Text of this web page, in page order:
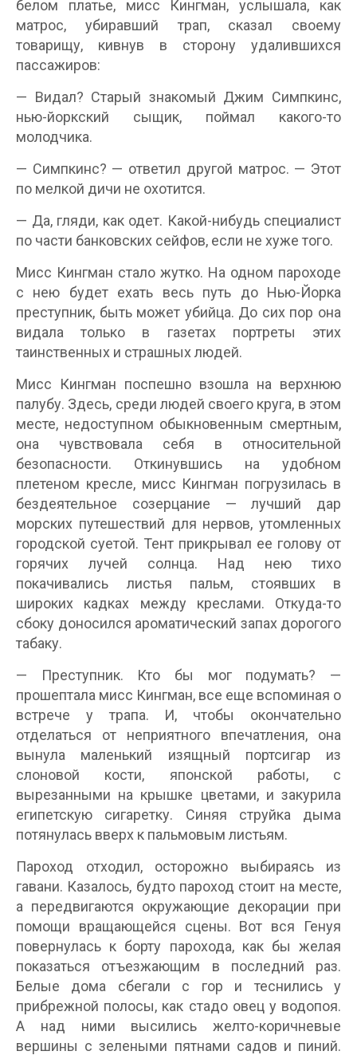
белом платье, мисс Кингман, услышала, как
матрос, убиравший трап, сказал своему
товарищу, кивнув в сторону удалившихся
пассажиров:
— Видал? Старый знакомый Джим Симпкинс,
нью-йоркский сыщик, поймал какого-то
молодчика.
— Симпкинс? — ответил другой матрос. — Этот
по мелкой дичи не охотится.
— Да, гляди, как одет. Какой-нибудь специалист
по части банковских сейфов, если не хуже того.
Мисс Кингман стало жутко. На одном пароходе
с нею будет ехать весь путь до Нью-Йорка
преступник, быть может убийца. До сих пор она
видала только в газетах портреты этих
таинственных и страшных людей.
Мисс Кингман поспешно взошла на верхнюю
палубу. Здесь, среди людей своего круга, в этом
месте, недоступном обыкновенным смертным,
она чувствовала себя в относительной
безопасности. Откинувшись на удобном
плетеном кресле, мисс Кингман погрузилась в
бездеятельное созерцание — лучший дар
морских путешествий для нервов, утомленных
городской суетой. Тент прикрывал ее голову от
горячих лучей солнца. Над нею тихо
покачивались листья пальм, стоявших в
широких кадках между креслами. Откуда-то
сбоку доносился ароматический запах дорогого
табаку.
— Преступник. Кто бы мог подумать? —
прошептала мисс Кингман, все еще вспоминая о
встрече у трапа. И, чтобы окончательно
отделаться от неприятного впечатления, она
вынула маленький изящный портсигар из
слоновой кости, японской работы, с
вырезанными на крышке цветами, и закурила
египетскую сигаретку. Синяя струйка дыма
потянулась вверх к пальмовым листьям.
Пароход отходил, осторожно выбираясь из
гавани. Казалось, будто пароход стоит на месте,
а передвигаются окружающие декорации при
помощи вращающейся сцены. Вот вся Генуя
повернулась к борту парохода, как бы желая
показаться отъезжающим в последний раз.
Белые дома сбегали с гор и теснились у
прибрежной полосы, как стадо овец у водопоя.
А над ними высились желто-коричневые
вершины с зелеными пятнами садов и пиний.